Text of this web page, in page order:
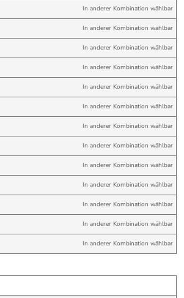
In anderer Kombination wählbar
In anderer Kombination wählbar
In anderer Kombination wählbar
In anderer Kombination wählbar
In anderer Kombination wählbar
In anderer Kombination wählbar
In anderer Kombination wählbar
In anderer Kombination wählbar
In anderer Kombination wählbar
In anderer Kombination wählbar
In anderer Kombination wählbar
In anderer Kombination wählbar
In anderer Kombination wählbar